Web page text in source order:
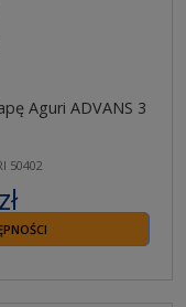
Aguri ADVANS 3
50402